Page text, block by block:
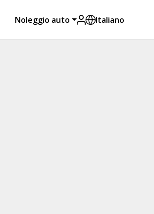
Noleggio auto Italiano